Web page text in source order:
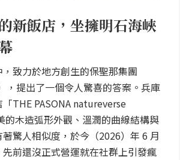
新飯店，坐擁明石海峽
致力於地方創生的保聖那集團
，提出了一個令人驚喜的答案。兵庫
THE PASONA natureverse
木造弧形外觀、溫潤的曲線結構與
驚人相似度，於今（2026）年 6 月
前還沒正式營運就在社群上引發瘋